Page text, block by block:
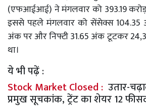
(एफआईआई) ने मंगलवार को 393.19
इससे पहले मंगलवार को सेंसेक्स 104.35
अंक पर और निफ्टी 31.65 अंक टूटकर
था।
ये भी पढ़ें :
Stock Market Closed : उतार-
प्रमुख सूचकांक, ट्रेंट का शेयर 12